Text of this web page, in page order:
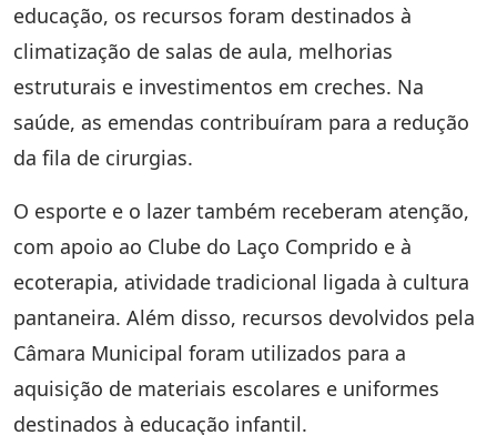
educação, os recursos foram destinados à
climatização de salas de aula, melhorias
estruturais e investimentos em creches. Na
saúde, as emendas contribuíram para a redução
da fila de cirurgias.
O esporte e o lazer também receberam atenção,
com apoio ao Clube do Laço Comprido e à
ecoterapia, atividade tradicional ligada à cultura
pantaneira. Além disso, recursos devolvidos pela
Câmara Municipal foram utilizados para a
aquisição de materiais escolares e uniformes
destinados à educação infantil.